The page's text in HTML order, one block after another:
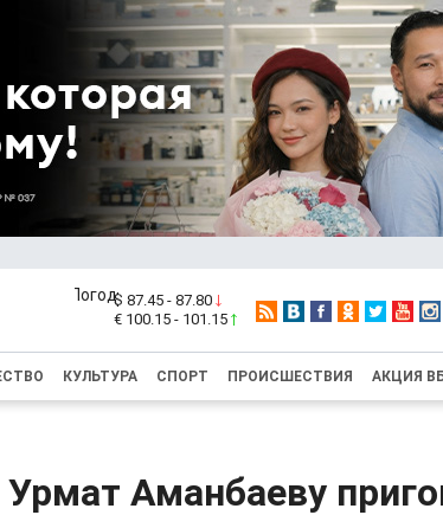
$ 87.45 - 87.80
€ 100.15 - 101.15
КУЛЬТУРА СПОРТ ПРОИСШЕСТВИЯ АКЦИЯ
Аманбаеву